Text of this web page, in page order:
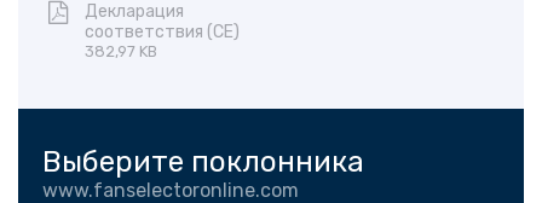
Декларация
соответствия (CE)
382,97 KB
Выберите поклонника
www.fanselectoronline.com